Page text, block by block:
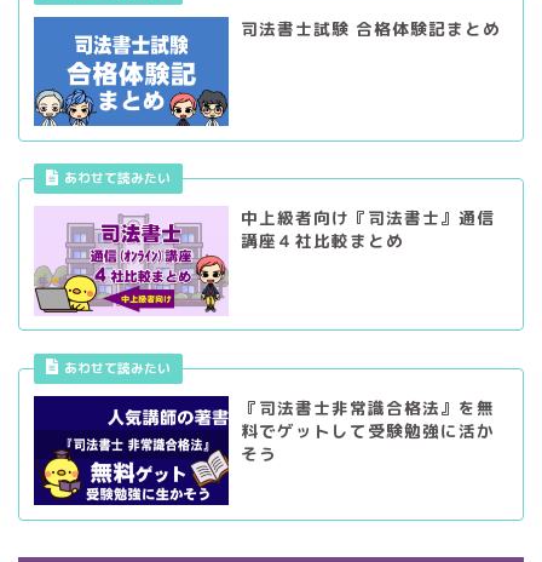
司法書士試験 合格体験記まとめ
あわせて読みたい
中上級者向け『司法書士』通信
講座４社比較まとめ
あわせて読みたい
『司法書士非常識合格法』を無
料でゲットして受験勉強に活か
そう